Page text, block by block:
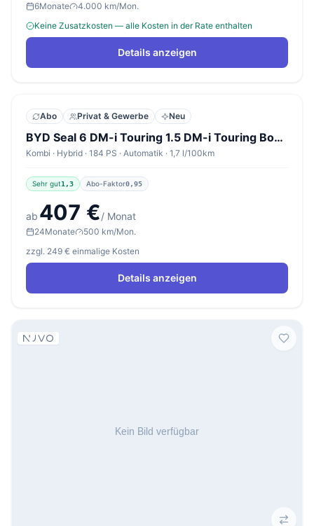
6Monate
4.000 km/Mon.
Keine Zusatzkosten — alle Kosten in der Rate enthalten
Details anzeigen
Abo Privat & Gewerbe Neu
BYD Seal 6 DM-i Touring 1.5 DM-i Touring Boost Boost
Kombi · Hybrid · 184 PS · Automatik · 1,7 l/100km
Sehr gut1,3 Abo-Faktor0,95
ab 407 €/ Monat
24Monate
500 km/Mon.
zzgl. 249 € einmalige Kosten
Details anzeigen